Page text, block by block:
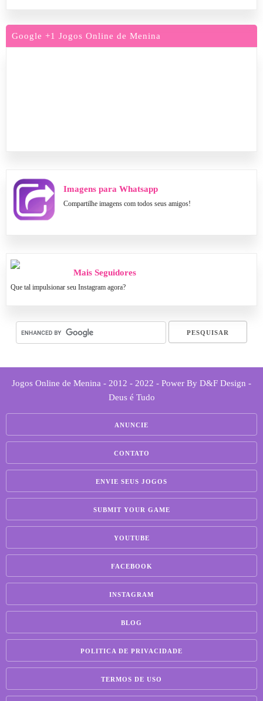
Google +1 Jogos Online de Menina
Imagens para Whatsapp
Compartilhe imagens com todos seus amigos!
Mais Seguidores
Que tal impulsionar seu Instagram agora?
Jogos Online de Menina - 2012 - 2022 - Power By D&F Design -
Deus é Tudo
ANUNCIE
CONTATO
ENVIE SEUS JOGOS
SUBMIT YOUR GAME
YOUTUBE
FACEBOOK
INSTAGRAM
BLOG
POLITICA DE PRIVACIDADE
TERMOS DE USO